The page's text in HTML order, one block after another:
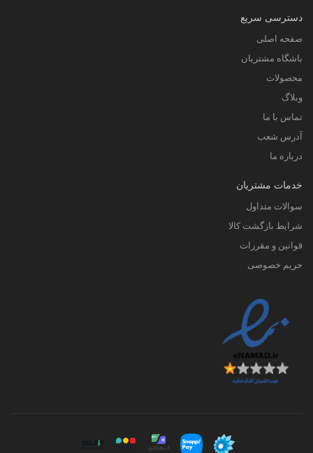
دسترسی سریع
صفحه اصلی
باشگاه مشتریان
محصولات
وبلاگ
تماس با ما
آدرس شعب
درباره ما
خدمات مشتریان
سوالات متداول
شرایط بازگشت کالا
قوانین و مقررات
حریم خصوصی